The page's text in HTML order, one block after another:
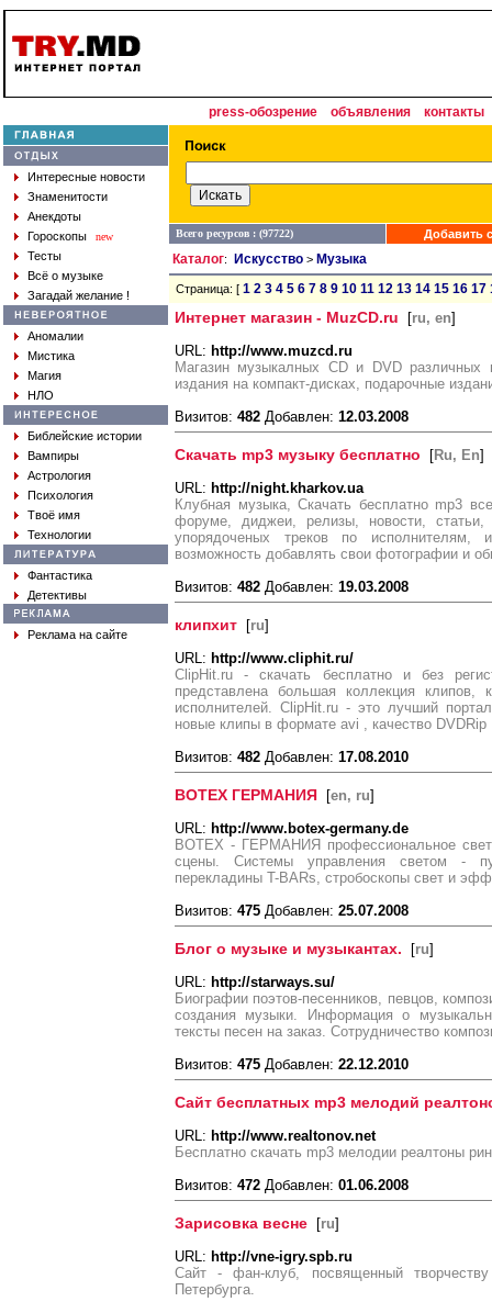
press-обозрение объявления контакты
Интересные новости
Знаменитости
Анекдоты
Гороскопы
new
Тесты
Всё о музыке
Загадай желание !
Аномалии
Мистика
Магия
НЛО
Библейские истории
Вампиры
Астрология
Психология
Твоё имя
Технологии
Фантастика
Детективы
Реклама на сайте
Всего ресурсов : (97722) Добавить
Каталог: Искусство > Музыка
Страница: [ 1 2 3 4 5 6 7 8 9 10 11 12 13 14 15 16 17
Интернет магазин - MuzCD.ru [ru, en]
URL: http://www.muzcd.ru
Магазин музыкалных CD и DVD различных
издания на компакт-дисках, подарочные
Визитов: 482 Добавлен: 12.03.2008
Скачать mp3 музыку бесплатно [Ru, En]
URL: http://night.kharkov.ua
Клубная музыка, Скачать бесплатно mp3
форуме, диджеи, релизы, новости, статьи,
упорядоченых треков по исполнителям,
возможность добавлять свои фотографии и
Визитов: 482 Добавлен: 19.03.2008
клипхит [ru]
URL: http://www.cliphit.ru/
ClipHit.ru - скачать бесплатно и без
представлена большая коллекция клипов,
исполнителей. ClipHit.ru - это лучший
новые клипы в формате avi , качество DVDRip
Визитов: 482 Добавлен: 17.08.2010
BOTEX ГЕРМАНИЯ [en, ru]
URL: http://www.botex-germany.de
BOTEX - ГЕРМАНИЯ профессиональное
сцены. Системы управления светом -
перекладины T-BARs, стробоскопы свет и
Визитов: 475 Добавлен: 25.07.2008
Блог о музыке и музыкантах. [ru]
URL: http://starways.su/
Биографии поэтов-песенников, певцов,
создания музыки. Информация о
тексты песен на заказ. Сотрудничество
Визитов: 475 Добавлен: 22.12.2010
Сайт бесплатных mp3 мелодий
URL: http://www.realtonov.net
Бесплатно скачать mp3 мелодии реалтоны
Визитов: 472 Добавлен: 01.06.2008
Зарисовка весне [ru]
URL: http://vne-igry.spb.ru
Cайт - фан-клуб, посвященный
Петербурга.